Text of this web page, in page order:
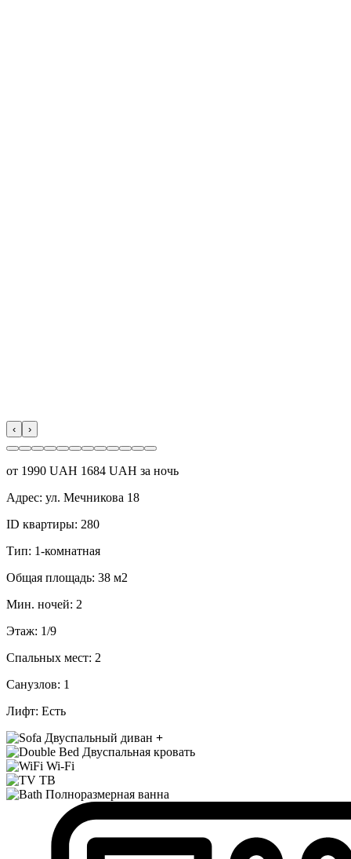
‹ ›
от 1990 UAH 1684 UAH за ночь
Адрес: ул. Мечникова 18
ID квартиры: 280
Тип: 1-комнатная
Общая площадь: 38 м2
Мин. ночей: 2
Этаж: 1/9
Спальных мест: 2
Санузлов: 1
Лифт: Есть
Двуспальный диван +
Двуспальная кровать
Wi-Fi
ТВ
Полноразмерная ванна